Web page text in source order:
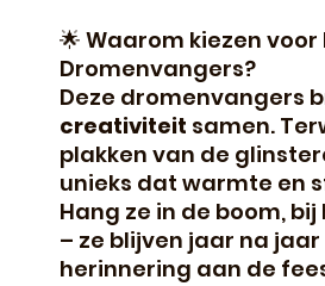
🌟 Waarom kiezen
Dromenvangers?
Deze dromenvangers
creativiteit samen.
plakken van de
unieks dat warmte en
Hang ze in de boom,
– ze blijven jaar na
herinnering aan de